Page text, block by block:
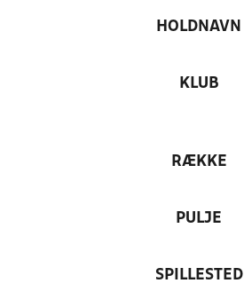
HOLDNAVN
KLUB
RÆKKE
PULJE
SPILLESTED